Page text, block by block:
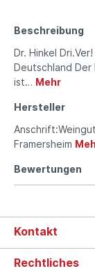
Beschreibung
Dr. Hinkel
Deutschland Der
ist… Mehr
Hersteller
Framersheim
Bewertungen
Kontakt
Rechtliches